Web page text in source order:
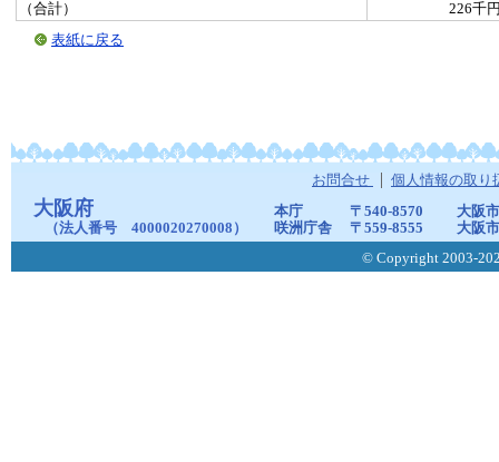
（合計）
226千
表紙に戻る
お問合せ 個人情報の取り
大阪府
（法人番号 4000020270008）
本庁 〒540-8570
大阪
咲洲庁舎
〒559-8555
大阪
© Copyright 2003-